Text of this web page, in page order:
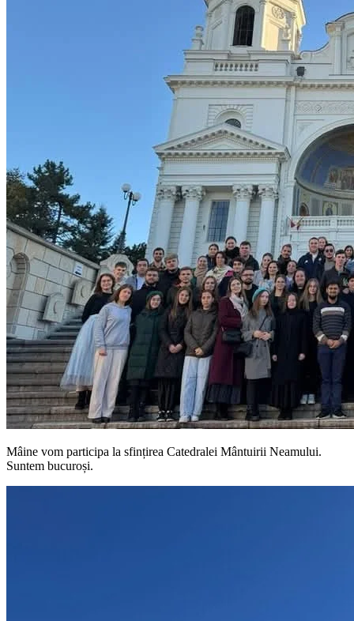
Mâine vom participa la sfințirea Catedralei Mântuirii Neamului.
Suntem bucuroși.